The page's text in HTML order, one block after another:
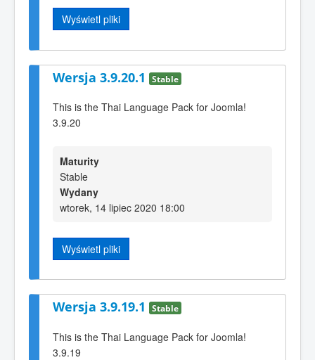
Wyświetl pliki
Wersja 3.9.20.1 Stable
This is the Thai Language Pack for Joomla!
3.9.20
Maturity
Stable
Wydany
wtorek, 14 lipiec 2020 18:00
Wyświetl pliki
Wersja 3.9.19.1 Stable
This is the Thai Language Pack for Joomla!
3.9.19